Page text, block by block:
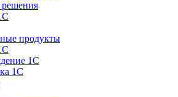
продукты
1С
1С